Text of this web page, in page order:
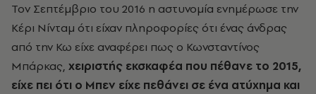
Τον Σεπτέμβριο του 2016 η αστυνομία ενημέρωσε την
Κέρι Νίνταμ ότι είχαν πληροφορίες ότι ένας άνδρας
από την Κω είχε αναφέρει πως ο Κωνσταντίνος
Μπάρκας, χειριστής εκσκαφέα που πέθανε το 2015,
είχε πει ότι ο Μπεν είχε πεθάνει σε ένα ατύχημα και